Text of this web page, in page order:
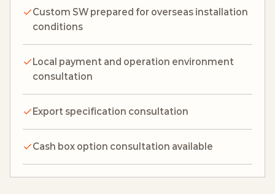
Custom SW prepared for overseas installation
conditions
Local payment and operation environment
consultation
Export specification consultation
Cash box option consultation available